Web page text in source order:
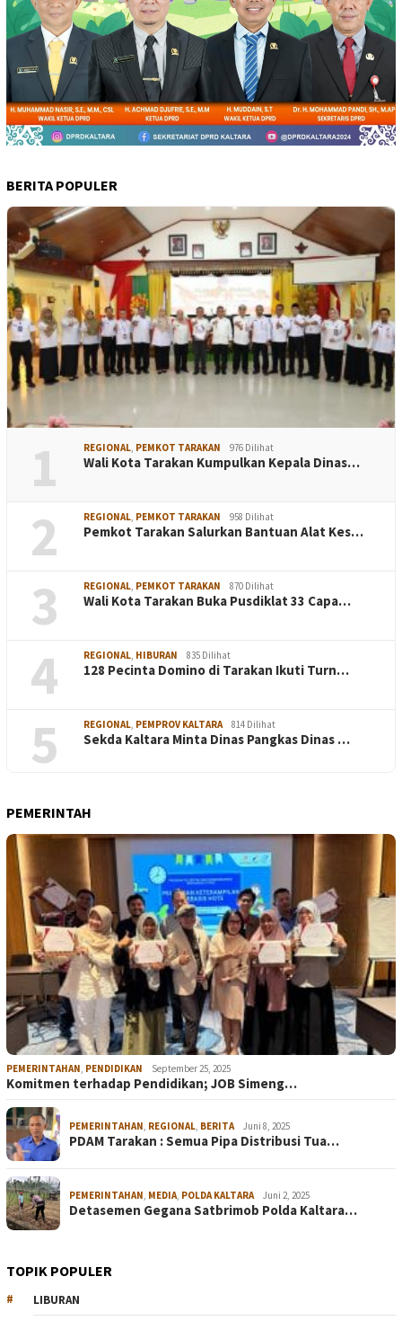
BERITA POPULER
1 REGIONAL PEMKOT TARAKAN 976 Dilihat
Wali Kota Tarakan Kumpulkan Kepala Dinas…
2 REGIONAL PEMKOT TARAKAN 958 Dilihat
Pemkot Tarakan Salurkan Bantuan Alat Kes…
3 REGIONAL PEMKOT TARAKAN 870 Dilihat
Wali Kota Tarakan Buka Pusdiklat 33 Capa…
4 REGIONAL HIBURAN 835 Dilihat
128 Pecinta Domino di Tarakan Ikuti Turn…
5 REGIONAL PEMPROV KALTARA 814 Dilihat
Sekda Kaltara Minta Dinas Pangkas Dinas …
PEMERINTAH
PEMERINTAHAN PENDIDIKAN September 25, 2025
Komitmen terhadap Pendidikan; JOB Simeng…
PEMERINTAHAN REGIONAL BERITA Juni 8, 2025
PDAM Tarakan : Semua Pipa Distribusi Tua…
PEMERINTAHAN MEDIA POLDA KALTARA Juni 2, 2025
Detasemen Gegana Satbrimob Polda Kaltara…
TOPIK POPULER
LIBURAN